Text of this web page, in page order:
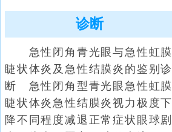
诊断
急性闭角青光眼与急性虹膜
睫状体炎及急性结膜炎的鉴别诊
断 急性闭角型青光眼急性虹膜
睫状体炎急性结膜炎视力极度下
降不同程度减退正常症状眼球剧